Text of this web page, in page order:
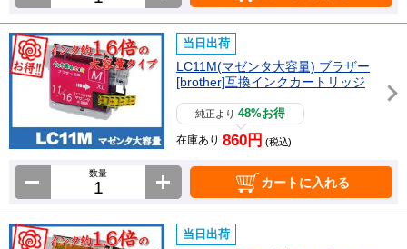
当日出荷
LC11M(マゼンタ大容量) ブラザー
[brother]互換インクカートリッジ
純正より48%お得
在庫あり 860円 (税込)
数量
カートに入れる
当日出荷